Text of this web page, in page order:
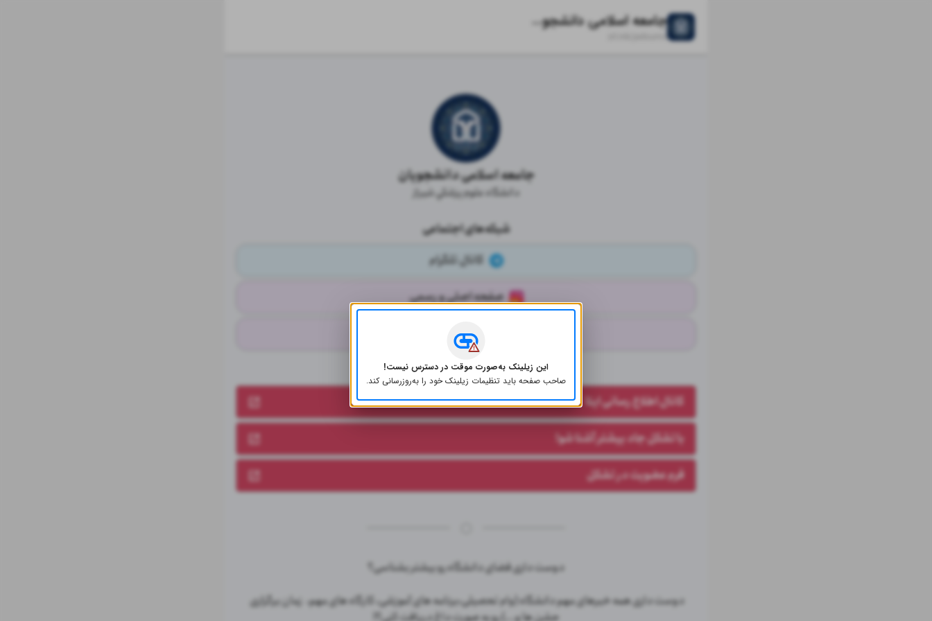
جامعه اسلامی دانشجویان
jadsums
جامعه اسلامی دانشجویان
دانشگاه علوم پزشكي شیراز
شبکه‌های اجتماعی
کانال تلگرام
صفحه اصلی و رسمی
صفحه دفاتر دانشکده ای
لینک‌های مفید
کانال اطلاع رسانی ایتا
با تشکل جاد بیشتر آشنا شو!
فرم عضویت در تشکل
این زیلینک به‌صورت موقت در دسترس نیست!
صاحب صفحه باید تنظیمات زیلینک خود را به‌روز‌رسانی کند.